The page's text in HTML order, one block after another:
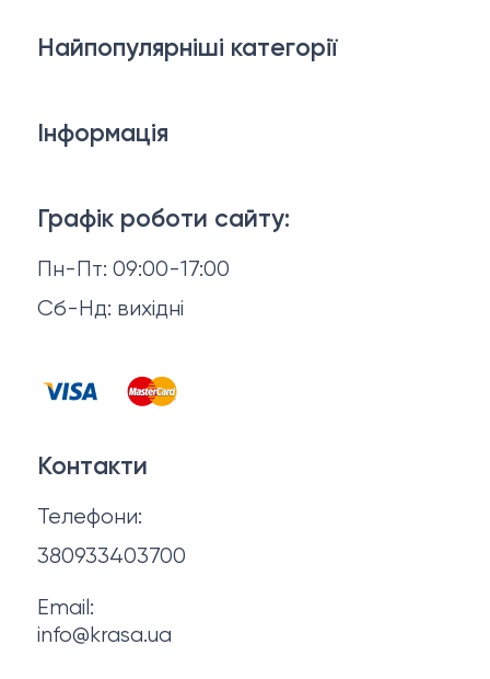
Графік роботи сайту:
Пн-Пт: 09:00-17:00
Сб-Нд: вихідні
Найпопулярніші категорії
Макіяж
Волосся
Чоловіча косметика
Косметика для манікюру та педикюру
Інформація
Відгуки
Договір оферти
Політика конфіденційності
Про нас
Контакти
Телефони:
380933403700
Email:
info@krasa.ua